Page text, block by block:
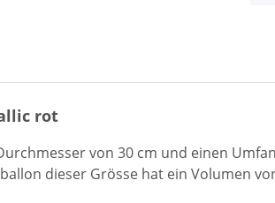
rot
urchmesser von 30 cm und einen
dieser Grösse hat ein Volumen